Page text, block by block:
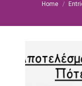
You are
Home